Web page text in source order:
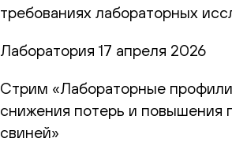
требованиях лабораторных
Лаборатория 17 апреля 2026
Стрим «Лабораторные
снижения потерь и повышения
свиней»